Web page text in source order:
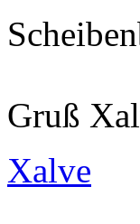
Gruß
Xalve